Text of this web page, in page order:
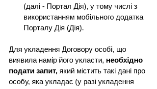
(далі - Портал Дія), у тому числі з
використанням мобільного додатка
Порталу Дія (Дія).
Для укладення Договору особі, що
виявила намір його укласти, необхідно
подати запит, який містить такі дані про
особу, яка укладає (у разі укладення